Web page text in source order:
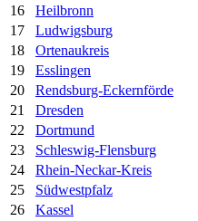
16
Heilbronn
17
Ludwigsburg
18
Ortenaukreis
19
Esslingen
20
Rendsburg-Eckernförde
21
Dresden
22
Dortmund
23
Schleswig-Flensburg
24
Rhein-Neckar-Kreis
25
Südwestpfalz
26
Kassel